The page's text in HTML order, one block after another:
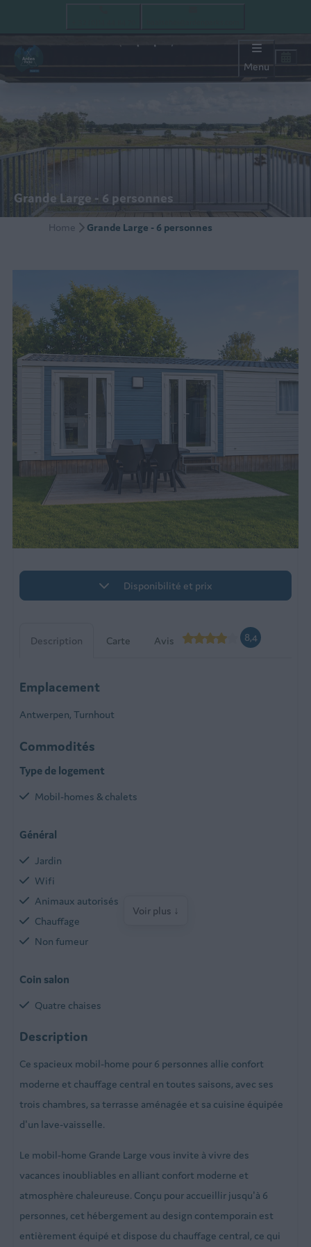
Menu
Grande Large - 6 personnes
Home Grande Large - 6 personnes
Disponibilité et prix
Description Carte Avis 8,4
Emplacement
Antwerpen, Turnhout
Commodités
Type de logement
Mobil-homes & chalets
Général
Jardin
Wifi
Animaux autorisés
Chauffage
Non fumeur
Coin salon
Quatre chaises
Table
Salle de séjour
Cuisine
Lave-vaisselle
Cuisinière avec four
Cuisine équipée
Réfrigérateur avec compartiment congélateur
Machine à café
Micro-onde
Voir plus ↓
Description
Ce spacieux mobil-home pour 6 personnes allie confort
moderne et chauffage central en toutes saisons, avec ses
trois chambres, sa terrasse aménagée et sa cuisine équipée
d'un lave-vaisselle.
Le mobil-home Grande Large vous invite à vivre des
vacances inoubliables en alliant confort moderne et
atmosphère chaleureuse. Conçu pour accueillir jusqu'à 6
personnes, cet hébergement au design contemporain est
entièrement équipé et dispose du chauffage central, ce qui